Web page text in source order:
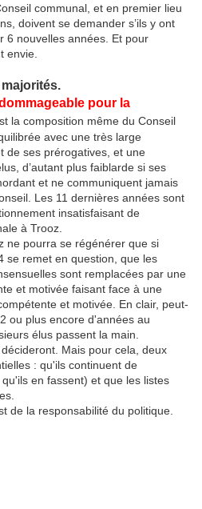
communal, et en premier lieu
doivent se demander s’ils y ont
6 nouvelles années. Et pour
envie.
pour la
la composition même du Conseil
avec une très large
de ses prérogatives, et une
d’autant plus faiblarde si ses
et ne communiquent jamais
Les 11 dernières années sont
insatisfaisant de
à Trooz.
ne pourra se régénérer que si
se remet en question, que les
sont remplacées par une
et motivée faisant face à une
et motivée. En clair, peut-
ou plus encore d'années au
élus passent la main.
Mais pour cela, deux
: qu'ils continuent de
en fassent) et que les listes
de la responsabilité du politique.